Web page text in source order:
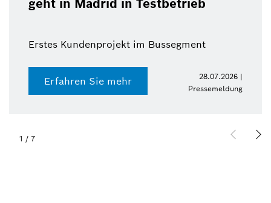
geht in Madrid in Testbetrieb
Erstes Kundenprojekt im Bussegment
Erfahren Sie mehr
28.07.2026 |
Pressemeldung
1 / 7